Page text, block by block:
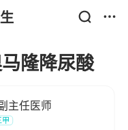
隆降尿酸
主任医师
甲